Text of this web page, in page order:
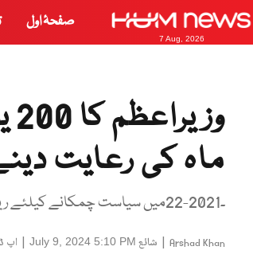
7 Aug, 2026
صفحۂ اول
ماہ کی رعایت
۔2021-22میں سیاست چمکانے کیلئے ریاست کو نقصان پہنچایا گیا، شہباز شریف
Arshad Khan
| شائع July 9, 2024 5:10 PM
| اپ